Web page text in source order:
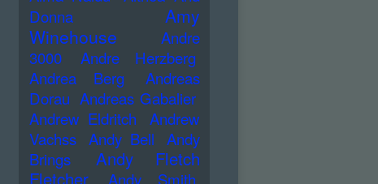
Donna
Amy
Winehouse
Andre
3000
Andre Herzberg
Andrea Berg
Andreas
Dorau Andreas Gabalier
Andrew Eldritch
Andrew
Vachss Andy Bell
Andy
Brings
Andy Fletch
Fletcher
Andy Smith